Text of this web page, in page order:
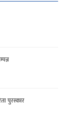
पुरस्कार